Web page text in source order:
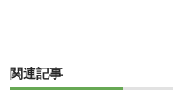
関連記事